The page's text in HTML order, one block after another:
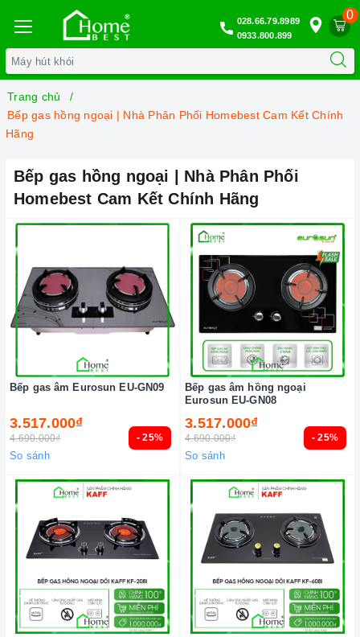
0
028.66.79.8989
0933.800.899
Trang chủ
Bếp gas hồng ngoại | Nhà Phân Phối Homebest Cam Kết Chính
Hãng
Bếp gas hồng ngoại | Nhà Phân Phối
Homebest Cam Kết Chính Hãng
- 25%
Bếp gas âm Eurosun EU-GN09
3.517.000₫
4.690.000₫
So sánh
- 25%
Bếp gas âm hồng ngoại
Eurosun EU-GN08
3.517.000₫
4.690.000₫
So sánh